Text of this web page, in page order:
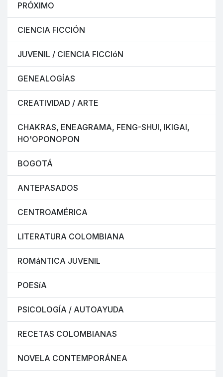
PRÓXIMO
CIENCIA FICCIÓN
JUVENIL / CIENCIA FICCIóN
GENEALOGÍAS
CREATIVIDAD / ARTE
CHAKRAS, ENEAGRAMA, FENG-SHUI, IKIGAI,
HO'OPONOPON
BOGOTÁ
ANTEPASADOS
CENTROAMÉRICA
LITERATURA COLOMBIANA
ROMáNTICA JUVENIL
POESíA
PSICOLOGÍA / AUTOAYUDA
RECETAS COLOMBIANAS
NOVELA CONTEMPORÁNEA